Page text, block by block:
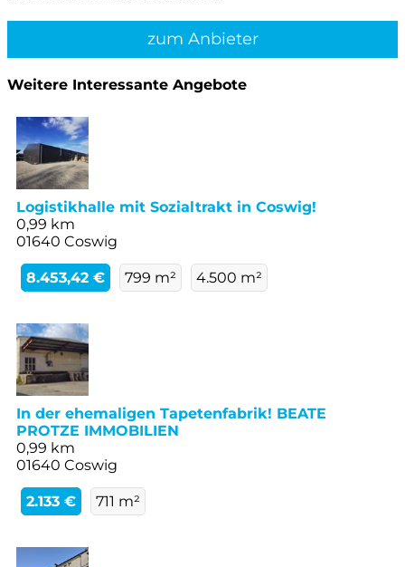
zum Anbieter
Weitere Interessante Angebote
Logistikhalle mit Sozialtrakt in Coswig!
0,99 km
01640 Coswig
8.453,42 € 799 m² 4.500 m²
In der ehemaligen Tapetenfabrik! BEATE
PROTZE IMMOBILIEN
0,99 km
01640 Coswig
2.133 € 711 m²